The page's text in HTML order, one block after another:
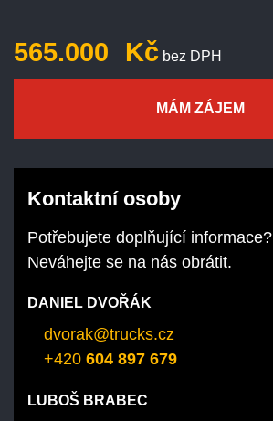
565.000 Kč bez DPH
MÁM ZÁJEM
Kontaktní osoby
Potřebujete doplňující informace?
Neváhejte se na nás obrátit.
DANIEL DVOŘÁK
dvorak@trucks.cz
+420604 897 679
LUBOŠ BRABEC